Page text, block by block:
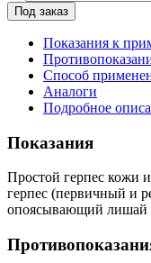
Под заказ
Показания к
Способ
Аналоги
Подробное
Показания
Простой герпес кожи
герпес (первичный и
опоясывающий лишай